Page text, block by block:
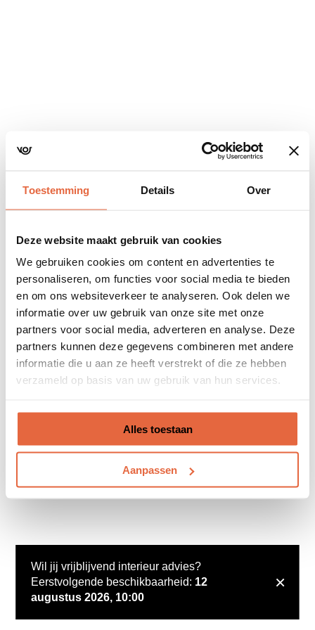
Toestemming Details Over
Deze website maakt gebruik van cookies
We gebruiken cookies om content en advertenties te
personaliseren, om functies voor social media te bieden
en om ons websiteverkeer te analyseren. Ook delen we
informatie over uw gebruik van onze site met onze
partners voor social media, adverteren en analyse. Deze
partners kunnen deze gegevens combineren met andere
informatie die u aan ze heeft verstrekt of die ze hebben
verzameld op basis van uw gebruik van hun services.
Alles toestaan
Aanpassen
Wil jij vrijblijvend interieur advies?
Eerstvolgende beschikbaarheid: 12
augustus 2026, 10:00
×